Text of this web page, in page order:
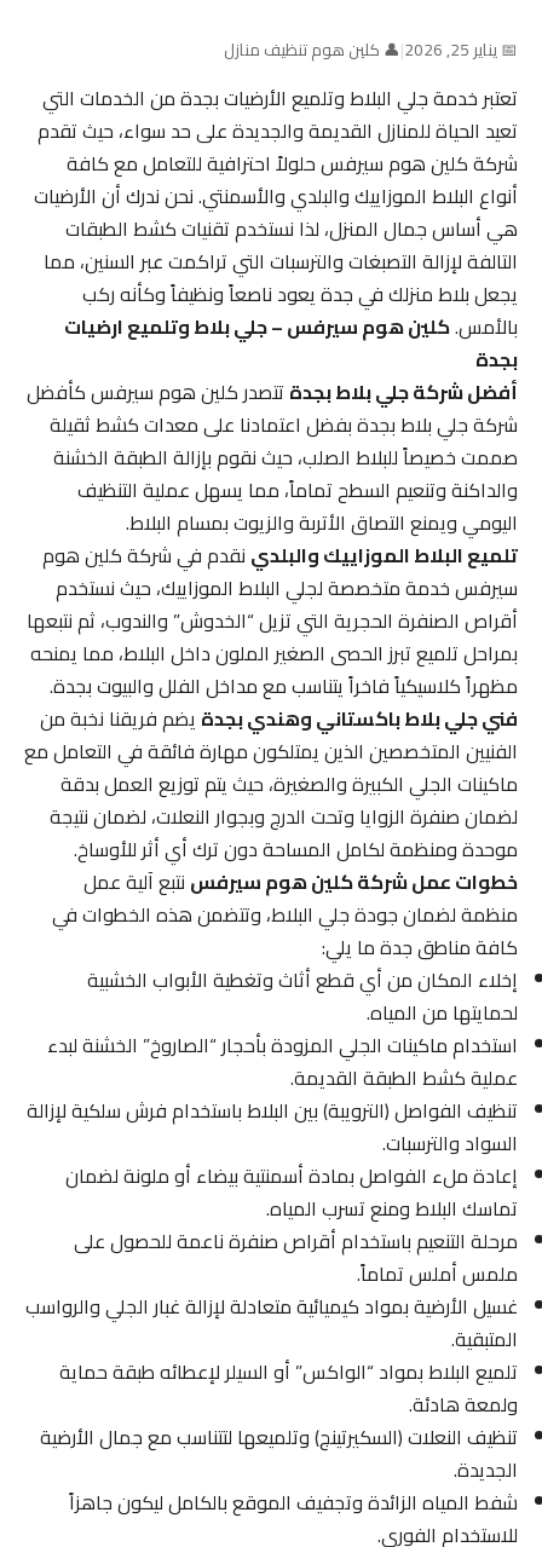
📅 يناير 25, 2026 |👤 كلين هوم تنظيف منازل
تعتبر خدمة جلي البلاط وتلميع الأرضيات بجدة من الخدمات التي
تعيد الحياة للمنازل القديمة والجديدة على حد سواء، حيث تقدم
شركة كلين هوم سيرفس حلولاً احترافية للتعامل مع كافة
أنواع البلاط الموزاييك والبلدي والأسمنتي. نحن ندرك أن الأرضيات
هي أساس جمال المنزل، لذا نستخدم تقنيات كشط الطبقات
التالفة لإزالة التصبغات والترسبات التي تراكمت عبر السنين، مما
يجعل بلاط منزلك في جدة يعود ناصعاً ونظيفاً وكأنه ركب
بالأمس.كلين هوم سيرفس – جلي بلاط وتلميع ارضيات
بجدة
أفضل شركة جلي بلاط بجدةتتصدر كلين هوم سيرفس كأفضل
شركة جلي بلاط بجدة بفضل اعتمادنا على معدات كشط ثقيلة
صممت خصيصاً للبلاط الصلب، حيث نقوم بإزالة الطبقة الخشنة
والداكنة وتنعيم السطح تماماً، مما يسهل عملية التنظيف
اليومي ويمنع التصاق الأتربة والزيوت بمسام البلاط.
تلميع البلاط الموزاييك والبلدينقدم في شركة كلين هوم
سيرفس خدمة متخصصة لجلي البلاط الموزاييك، حيث نستخدم
أقراص الصنفرة الحجرية التي تزيل “الخدوش” والندوب، ثم نتبعها
بمراحل تلميع تبرز الحصى الصغير الملون داخل البلاط، مما يمنحه
مظهراً كلاسيكياً فاخراً يتناسب مع مداخل الفلل والبيوت بجدة.
فني جلي بلاط باكستاني وهندي بجدةيضم فريقنا نخبة من
الفنيين المتخصصين الذين يمتلكون مهارة فائقة في التعامل مع
ماكينات الجلي الكبيرة والصغيرة، حيث يتم توزيع العمل بدقة
لضمان صنفرة الزوايا وتحت الدرج وبجوار النعلات، لضمان نتيجة
موحدة ومنظمة لكامل المساحة دون ترك أي أثر للأوساخ.
خطوات عمل شركة كلين هوم سيرفسنتبع آلية عمل
منظمة لضمان جودة جلي البلاط، وتتضمن هذه الخطوات في
كافة مناطق جدة ما يلي:
إخلاء المكان من أي قطع أثاث وتغطية الأبواب الخشبية
لحمايتها من المياه.
استخدام ماكينات الجلي المزودة بأحجار “الصاروخ” الخشنة لبدء
عملية كشط الطبقة القديمة.
تنظيف الفواصل (الترويبة) بين البلاط باستخدام فرش سلكية لإزالة
السواد والترسبات.
إعادة ملء الفواصل بمادة أسمنتية بيضاء أو ملونة لضمان
تماسك البلاط ومنع تسرب المياه.
مرحلة التنعيم باستخدام أقراص صنفرة ناعمة للحصول على
ملمس أملس تماماً.
غسيل الأرضية بمواد كيميائية متعادلة لإزالة غبار الجلي والرواسب
المتبقية.
تلميع البلاط بمواد “الواكس” أو السيلر لإعطائه طبقة حماية
ولمعة هادئة.
تنظيف النعلات (السكيرتينج) وتلميعها لتتناسب مع جمال الأرضية
الجديدة.
شفط المياه الزائدة وتجفيف الموقع بالكامل ليكون جاهزاً
للاستخدام الفوري.